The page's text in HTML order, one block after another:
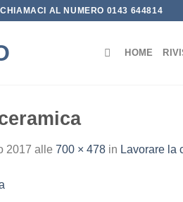
AL NUMERO 0143 644814
HOME
2017 alle 700 × 478 in Lavorare la